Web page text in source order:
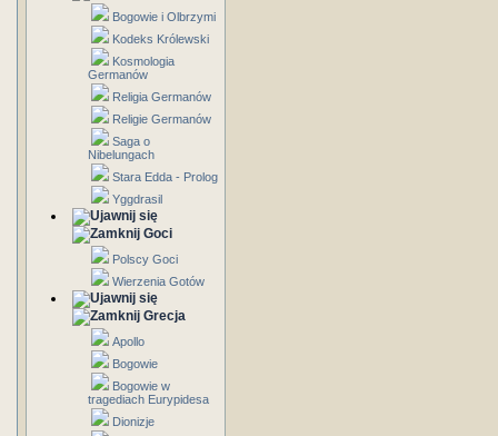
Bogowie i Olbrzymi
Kodeks Królewski
Kosmologia
Germanów
Religia Germanów
Religie Germanów
Saga o
Nibelungach
Stara Edda - Prolog
Yggdrasil
Goci
Polscy Goci
Wierzenia Gotów
Grecja
Apollo
Bogowie
Bogowie w
tragediach Eurypidesa
Dionizje